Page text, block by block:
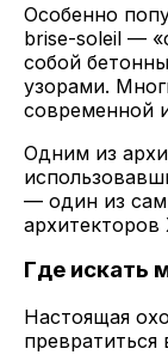
Особенно
brise-soleil —
собой
узорами.
современной
Одним из
— один из
архитекторов
Где искать
Настоящая